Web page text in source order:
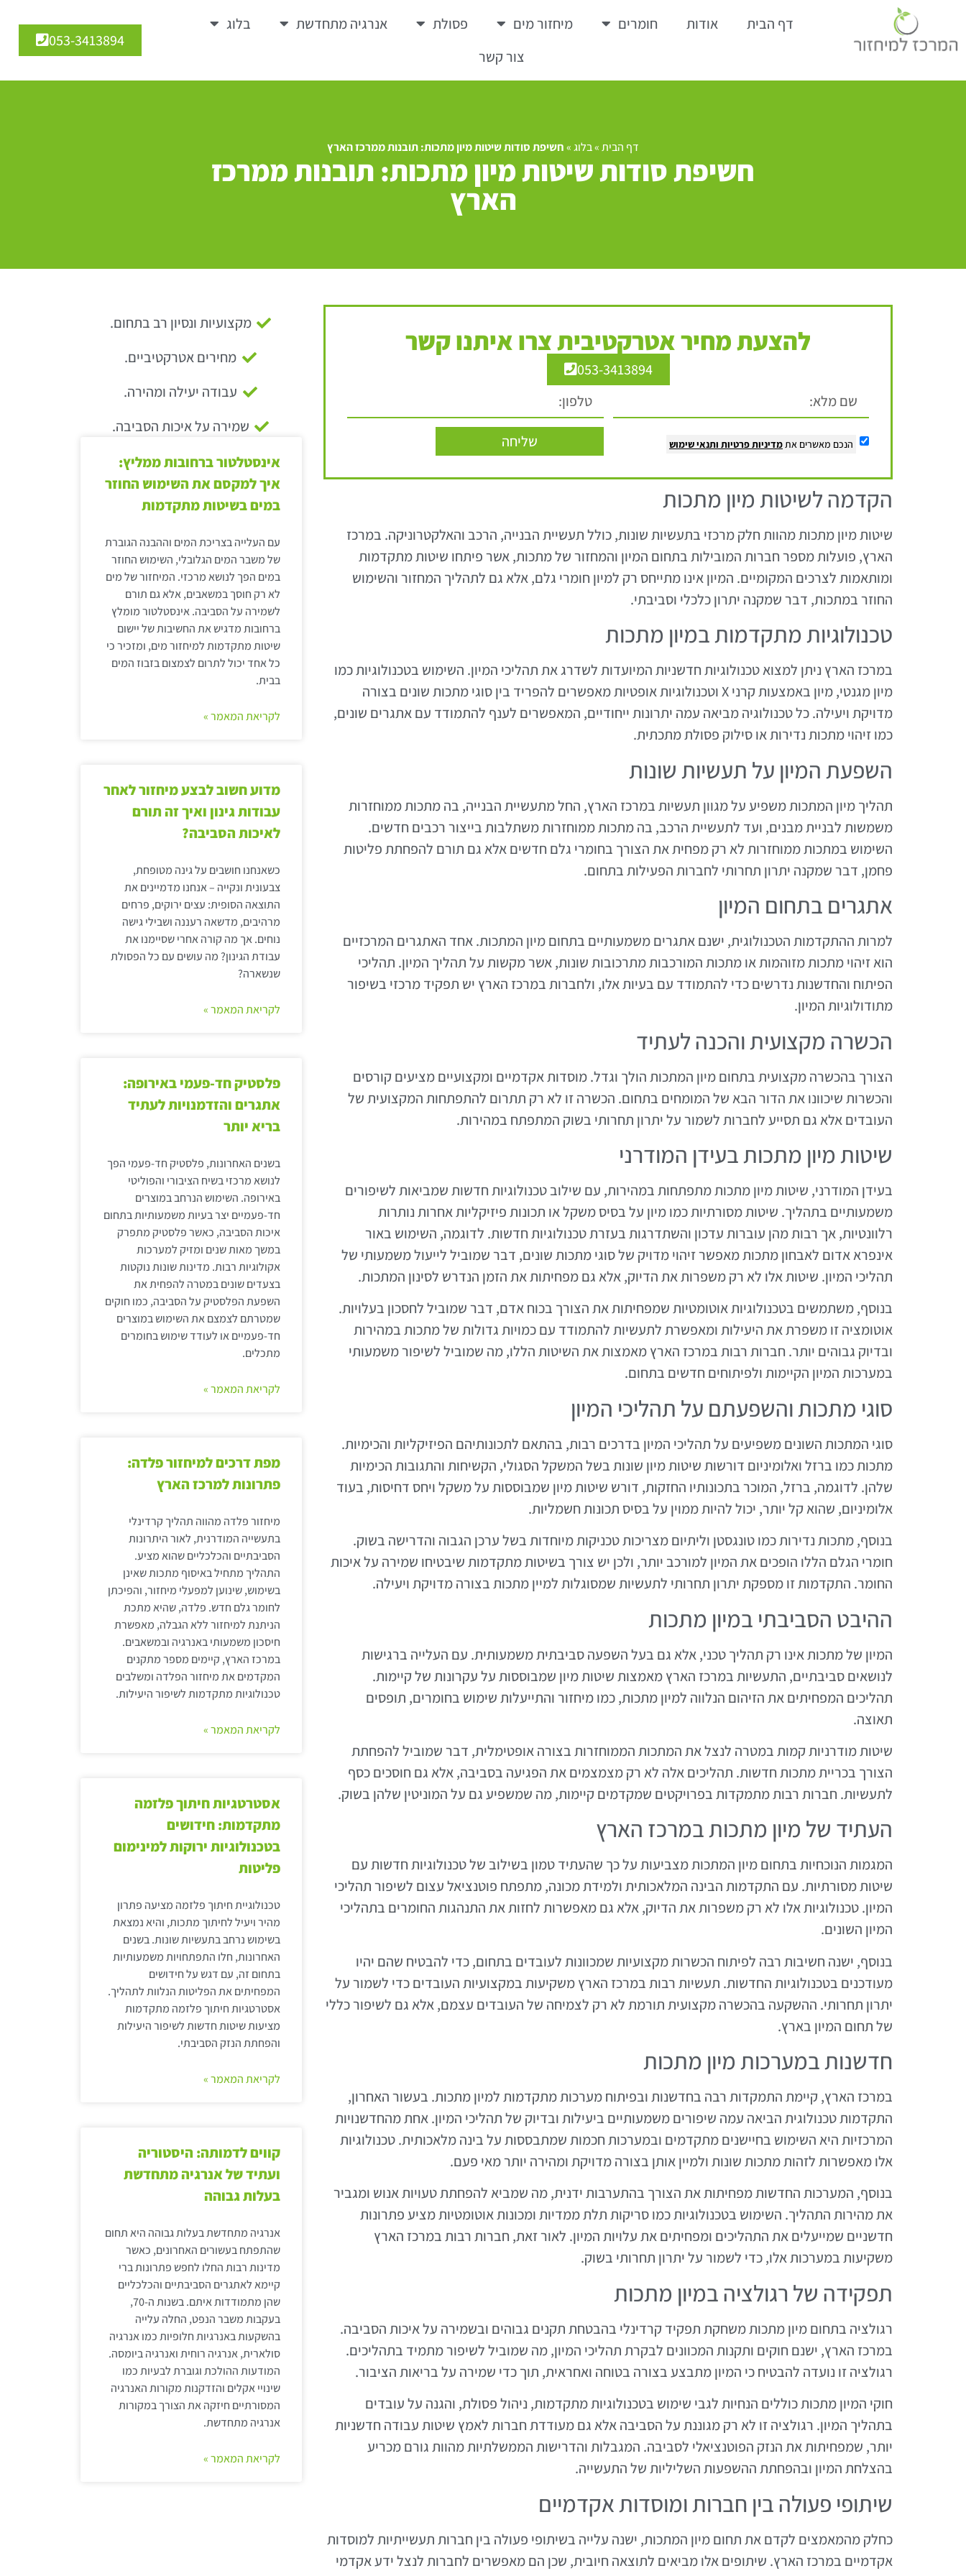
דף הבית אודות חומרים מיחזור מים פסולת אנרגיה מתחדשת
בלוג
צור קשר
053-3413894
דף הבית»בלוג»חשיפת סודות שיטות מיון מתכות: תובנות ממרכז הארץ
חשיפת סודות שיטות מיון מתכות: תובנות ממרכז
הארץ
להצעת מחיר אטרקטיבית צרו איתנו קשר
053-3413894
הנכם מאשרים אתמדיניות פרטיות ותנאי שימוש שליחה
הקדמה לשיטות מיון מתכות
שיטות מיון מתכות מהוות חלק מרכזי בתעשיות שונות, כולל תעשיית הבנייה, הרכב והאלקטרוניקה. במרכז
הארץ, פועלות מספר חברות המובילות בתחום המיון והמחזור של מתכות, אשר פיתחו שיטות מתקדמות
ומותאמות לצרכים המקומיים. המיון אינו מתייחס רק למיון חומרי גלם, אלא גם לתהליך המחזור והשימוש
החוזר במתכות, דבר שמקנה יתרון כלכלי וסביבתי.
טכנולוגיות מתקדמות במיון מתכות
במרכז הארץ ניתן למצוא טכנולוגיות חדשניות המיועדות לשדרג את תהליכי המיון. השימוש בטכנולוגיות כמו
מיון מגנטי, מיון באמצעות קרני X וטכנולוגיות אופטיות מאפשרים להפריד בין סוגי מתכות שונים בצורה
מדויקת ויעילה. כל טכנולוגיה מביאה עמה יתרונות ייחודיים, המאפשרים לענף להתמודד עם אתגרים שונים,
כמו זיהוי מתכות נדירות או סילוק פסולת מתכתית.
השפעת המיון על תעשיות שונות
תהליך מיון המתכות משפיע על מגוון תעשיות במרכז הארץ, החל מתעשיית הבנייה, בה מתכות ממוחזרות
משמשות לבניית מבנים, ועד לתעשיית הרכב, בה מתכות ממוחזרות משתלבות בייצור רכבים חדשים.
השימוש במתכות ממוחזרות לא רק מפחית את הצורך בחומרי גלם חדשים אלא גם תורם להפחתת פליטות
פחמן, דבר שמקנה יתרון תחרותי לחברות הפעילות בתחום.
אתגרים בתחום המיון
למרות ההתקדמות הטכנולוגית, ישנם אתגרים משמעותיים בתחום מיון המתכות. אחד האתגרים המרכזיים
הוא זיהוי מתכות מזוהמות או מתכות המורכבות מתרכובות שונות, אשר מקשות על תהליך המיון. תהליכי
הפיתוח והחדשנות נדרשים כדי להתמודד עם בעיות אלו, ולחברות במרכז הארץ יש תפקיד מרכזי בשיפור
מתודולוגיות המיון.
הכשרה מקצועית והכנה לעתיד
הצורך בהכשרה מקצועית בתחום מיון המתכות הולך וגדל. מוסדות אקדמיים ומקצועיים מציעים קורסים
והכשרות שיכוונו את הדור הבא של המומחים בתחום. הכשרה זו לא רק תתרום להתפתחות המקצועית של
העובדים אלא גם תסייע לחברות לשמור על יתרון תחרותי בשוק המתפתח במהירות.
שיטות מיון מתכות בעידן המודרני
בעידן המודרני, שיטות מיון מתכות מתפתחות במהירות, עם שילוב טכנולוגיות חדשות שמביאות לשיפורים
משמעותיים בתהליך. שיטות מסורתיות כמו מיון על בסיס משקל או תכונות פיזיקליות אחרות נותרות
רלוונטיות, אך רבות מהן עוברות עדכון והשתדרגות בעזרת טכנולוגיות חדשות. לדוגמה, השימוש באור
אינפרא אדום לאבחון מתכות מאפשר זיהוי מדויק של סוגי מתכות שונים, דבר שמוביל לייעול משמעותי של
תהליכי המיון. שיטות אלו לא רק משפרות את הדיוק, אלא גם מפחיתות את הזמן הנדרש לסינון המתכות.
בנוסף, משתמשים בטכנולוגיות אוטומטיות שמפחיתות את הצורך בכוח אדם, דבר שמוביל לחסכון בעלויות.
אוטומציה זו משפרת את היעילות ומאפשרת לתעשיות להתמודד עם כמויות גדולות של מתכות במהירות
ובדיוק גבוהים יותר. חברות רבות במרכז הארץ מאמצות את השיטות הללו, מה שמוביל לשיפור משמעותי
במערכות המיון הקיימות ולפיתוחים חדשים בתחום.
סוגי מתכות והשפעתם על תהליכי המיון
סוגי המתכות השונים משפיעים על תהליכי המיון בדרכים רבות, בהתאם לתכונותיהם הפיזיקליות והכימיות.
מתכות כמו ברזל ואלומיניום דורשות שיטות מיון שונות בשל המשקל הסגולי, הקשיחות והתגובות הכימיות
שלהן. לדוגמה, ברזל, המוכר בתכונותיו החזקות, דורש שיטות מיון שמבוססות על משקל ויחס דחיסות, בעוד
אלומיניום, שהוא קל יותר, יכול להיות ממוין על בסיס תכונות חשמליות.
בנוסף, מתכות נדירות כמו טונגסטן וליתיום מצריכות טכניקות מיוחדות בשל ערכן הגבוה והדרישה בשוק.
חומרי הגלם הללו הופכים את המיון למורכב יותר, ולכן יש צורך בשיטות מתקדמות שיבטיחו שמירה על איכות
החומר. התקדמות זו מספקת יתרון תחרותי לתעשיות שמסוגלות למיין מתכות בצורה מדויקת ויעילה.
ההיבט הסביבתי במיון מתכות
המיון של מתכות אינו רק תהליך טכני, אלא גם בעל השפעה סביבתית משמעותית. עם העלייה ברגישות
לנושאים סביבתיים, התעשיות במרכז הארץ מאמצות שיטות מיון שמבוססות על עקרונות של קיימות.
תהליכים המפחיתים את הזיהום הנלווה למיון מתכות, כמו מיחזור והתייעלות שימוש בחומרים, תופסים
תאוצה.
שיטות מודרניות קמות במטרה לנצל את המתכות הממוחזרות בצורה אופטימלית, דבר שמוביל להפחתת
הצורך בכריית מתכות חדשות. תהליכים אלה לא רק מצמצמים את הפגיעה בסביבה, אלא גם חוסכים כסף
לתעשיות. חברות רבות מתמקדות בפרויקטים שמקדמים קיימות, מה שמשפיע גם על המוניטין שלהן בשוק.
העתיד של מיון מתכות במרכז הארץ
המגמות הנוכחיות בתחום מיון המתכות מצביעות על כך שהעתיד טמון בשילוב של טכנולוגיות חדשות עם
שיטות מסורתיות. עם התקדמות הבינה המלאכותית ולמידת מכונה, מתפתח פוטנציאל עצום לשיפור תהליכי
המיון. טכנולוגיות אלו לא רק משפרות את הדיוק, אלא גם מאפשרות לחזות את התנהגות החומרים בתהליכי
המיון השונים.
בנוסף, ישנה חשיבות רבה לפיתוח הכשרות מקצועיות שמכוונות לעובדים בתחום, כדי להבטיח שהם יהיו
מעודכנים בטכנולוגיות החדשות. תעשיות רבות במרכז הארץ משקיעות במקצועיות העובדים כדי לשמור על
יתרון תחרותי. ההשקעה בהכשרה מקצועית תורמת לא רק לצמיחה של העובדים עצמם, אלא גם לשיפור כללי
של תחום המיון בארץ.
חדשנות במערכות מיון מתכות
במרכז הארץ, קיימת התמקדות רבה בחדשנות ובפיתוח מערכות מתקדמות למיון מתכות. בעשור האחרון,
התקדמות טכנולוגית הביאה עמה שיפורים משמעותיים ביעילות ובדיוק של תהליכי המיון. אחת מהחדשנויות
המרכזיות היא השימוש בחיישנים מתקדמים ובמערכות חכמות שמתבססות על בינה מלאכותית. טכנולוגיות
אלו מאפשרות לזהות מתכות שונות ולמיין אותן בצורה מדויקת ומהירה יותר מאי פעם.
בנוסף, המערכות החדשות מפחיתות את הצורך בהתערבות ידנית, מה שמביא להפחתת טעויות אנוש ומגביר
את מהירות התהליך. השימוש בטכנולוגיות כמו סריקות תלת ממדיות ומכונות אוטומטיות מציע פתרונות
חדשניים שמייעלים את התהליכים ומפחיתים את עלויות המיון. לאור זאת, חברות רבות במרכז הארץ
משקיעות במערכות אלו, כדי לשמור על יתרון תחרותי בשוק.
תפקידה של רגולציה במיון מתכות
רגולציה בתחום מיון מתכות משחקת תפקיד קרדינלי בהבטחת תקנים גבוהים ובשמירה על איכות הסביבה.
במרכז הארץ, ישנם חוקים ותקנות המכוונים לבקרת תהליכי המיון, מה שמוביל לשיפור מתמיד בתהליכים.
רגולציה זו נועדה להבטיח כי המיון מתבצע בצורה בטוחה ואחראית, תוך כדי שמירה על בריאות הציבור.
חוקי המיון מתכות כוללים הנחיות לגבי שימוש בטכנולוגיות מתקדמות, ניהול פסולת, והגנה על עובדים
בתהליך המיון. רגולציה זו לא רק מגוננת על הסביבה אלא גם מעודדת חברות לאמץ שיטות עבודה חדשניות
יותר, שמפחיתות את הנזק הפוטנציאלי לסביבה. המגבלות והדרישות הממשלתיות מהוות גורם מכריע
בהצלחת המיון ובהפחתת ההשפעות השליליות של התעשייה.
שיתופי פעולה בין חברות ומוסדות אקדמיים
כחלק מהמאמצים לקדם את תחום מיון המתכות, ישנה עלייה בשיתופי פעולה בין חברות תעשייתיות למוסדות
אקדמיים במרכז הארץ. שיתופים אלו מביאים לתוצאה חיובית, שכן הם מאפשרים לחברות לנצל ידע אקדמי
מקצועיות ונסיון רב בתחום.
מחירים אטרקטיביים.
עבודה יעילה ומהירה.
שמירה על איכות הסביבה.
אינסטלטור ברחובות ממליץ:
איך למקסם את השימוש החוזר
במים בשיטות מתקדמות
עם העלייה בצריכת המים וההבנה הגוברת
של משבר המים הגלובלי, השימוש החוזר
במים הפך לנושא מרכזי. המיחזור של מים
לא רק חוסך במשאבים, אלא גם תורם
לשמירה על הסביבה. אינסטלטור מומלץ
ברחובות מדגיש את החשיבות של יישום
שיטות מתקדמות למיחזור מים, ומזכיר כי
כל אחד יכול לתרום לצמצום בזבוז המים
בבית.
לקריאת המאמר »
מדוע חשוב לבצע מיחזור לאחר
עבודות גינון ואיך זה תורם
לאיכות הסביבה?
כשאנחנו חושבים על גינה מטופחת,
צבעונית ונקייה – אנחנו מדמיינים את
התוצאה הסופית: עצים ירוקים, פרחים
מרהיבים, מדשאה רעננה ושבילי גישה
נוחים. אך מה קורה אחרי שסיימנו את
עבודת הגינון? מה עושים עם כל הפסולת
שנשארה?
לקריאת המאמר »
פלסטיק חד-פעמי באירופה:
אתגרים והזדמנויות לעתיד
בריא יותר
בשנים האחרונות, פלסטיק חד-פעמי הפך
לנושא מרכזי בשיח הציבורי והפוליטי
באירופה. השימוש הנרחב במוצרים
חד-פעמיים יצר בעיות משמעותיות בתחום
איכות הסביבה, כאשר פלסטיק מתפרק
במשך מאות שנים ומזיק למערכות
אקולוגיות רבות. מדינות שונות נוקטות
בצעדים שונים במטרה להפחית את
השפעת הפלסטיק על הסביבה, כמו חוקים
שמטרתם לצמצם את השימוש במוצרים
חד-פעמיים או לעודד שימוש בחומרים
מתכלים.
לקריאת המאמר »
מפת דרכים למיחזור פלדה:
פתרונות למרכז הארץ
מיחזור פלדה מהווה תהליך קרדינלי
בתעשייה המודרנית, לאור היתרונות
הסביבתיים והכלכליים שהוא מציע.
התהליך מתחיל באיסוף מתכות שאינן
בשימוש, שינוען למפעלי מיחזור, והפיכתן
לחומר גלם חדש. פלדה, שהיא מתכת
הניתנת למיחזור ללא הגבלה, מאפשרת
חיסכון משמעותי באנרגיה ובמשאבים.
במרכז הארץ, קיימים מספר מתקנים
המקדמים את מיחזור הפלדה ומשלבים
טכנולוגיות מתקדמות לשיפור היעילות.
לקריאת המאמר »
אסטרטגיות חיתוך פלזמה
מתקדמות: חידושים
בטכנולוגיות ירוקות למינימום
פליטות
טכנולוגיית חיתוך פלזמה מציעה פתרון
מהיר ויעיל לחיתוך מתכות, והיא נמצאת
בשימוש נרחב בתעשיות שונות. בשנים
האחרונות, חלו התפתחויות משמעותיות
בתחום זה, עם דגש על חידושים
המפחיתים את הפליטות הנלוות לתהליך.
אסטרטגיות חיתוך פלזמה מתקדמות
מציעות שיטות חדשות לשיפור היעילות
והפחתת הנזק הסביבתי.
לקריאת המאמר »
קווים לדמותה: היסטוריה
ועתיד של אנרגיה מתחדשת
בעלות גבוהה
אנרגיה מתחדשת בעלות גבוהה היא תחום
שהתפתח בעשורים האחרונים, כאשר
מדינות רבות החלו לחפש פתרונות ברי
קיימא לאתגרים הסביבתיים והכלכליים
שהן מתמודדות איתם. בשנות ה-70,
בעקבות משבר הנפט, החלה עלייה
בהשקעות באנרגיות חלופיות כמו אנרגיה
סולארית, אנרגיה רוחית ואנרגיה ביומסה.
המודעות ההולכת וגוברת לבעיות כמו
שינויי אקלים והזדקנות מקורות האנרגיה
המסורתיים חיזקה את הצורך במקורות
אנרגיה מתחדשת.
לקריאת המאמר »